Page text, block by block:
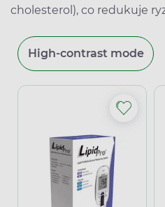
cholesterol), co redukuje
High-contrast mode